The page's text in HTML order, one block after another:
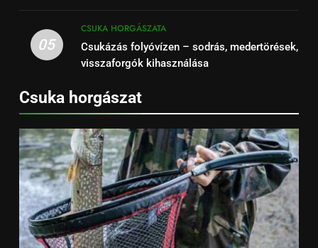
05
CSUKA HORGÁSZATA
Csukázás folyóvízen – sodrás, medertörések,
visszaforgók kihasználása
Csuka horgászat